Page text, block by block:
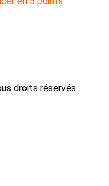
droits réservés.